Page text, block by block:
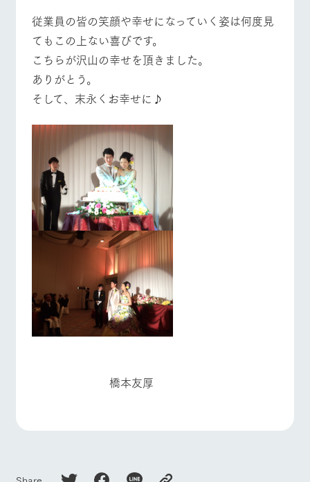
よくいた
だく質問
団体のお
客様へ
ペットを
お連れの
お客様へ
お問い合
わせ・資
知り尽くした料
理人が腕を振
い、ビュッフェ
スタイルで提供
丹精込めて育て
た生産品をはじ
め、牧場産の逸
品を取り揃えた
ウンロード
周遊バス
牧場内を巡る周
遊バスのご案内
ネットショップ
個人情報取扱いについて
牧場マップを見る 周遊バス
よくあるご質問
ペットをお連れの
お客様へ
​従業員の皆の笑顔や幸せになっていく姿は何度見
てもこの上ない喜びです。
​こちらが沢山の幸せを頂きました。
ありがとう。
そして、末永くお幸せに♪
橋本友厚